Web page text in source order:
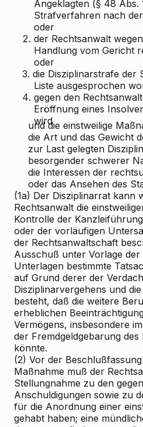
Angeklagten (§ 48 Abs.
Strafverfahren nach der
oder
2. der Rechtsanwalt
Handlung vom Gericht
oder
3. die Disziplinarstrafe der
Liste ausgesprochen
4. gegen den
Eröffnung eines
wird
und die einstweilige
die Art und das Gewicht
zur Last gelegten
besorgender schwerer
die Interessen der
oder das Ansehen des
(1a) Der Disziplinarrat kann
Rechtsanwalt die
Kontrolle der
oder der vorläufigen
der Rechtsanwaltschaft
Ausschuß unter Vorlage
Unterlagen bestimmte
auf Grund derer der
Disziplinarvergehens und
besteht, daß die weitere
erheblichen
Vermögens, insbesondere
der Fremdgeldgebarung
könnte.
(2) Vor der
Maßnahme muß der
Stellungnahme zu den
Anschuldigungen sowie zu
für die Anordnung einer
gehabt haben; eine